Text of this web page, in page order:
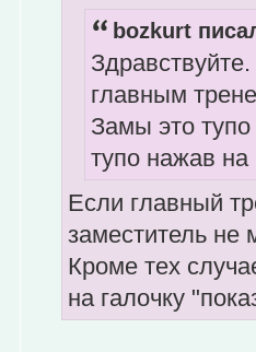
bozkurt
главным
Замы это
тупо нажав
Если главный
заместитель не
Кроме тех
на галочку